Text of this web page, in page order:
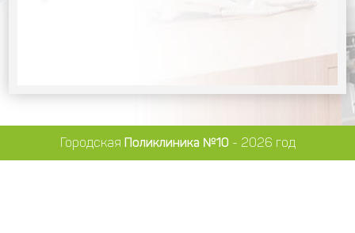
Городская Поликлиника №10 - 2026 год